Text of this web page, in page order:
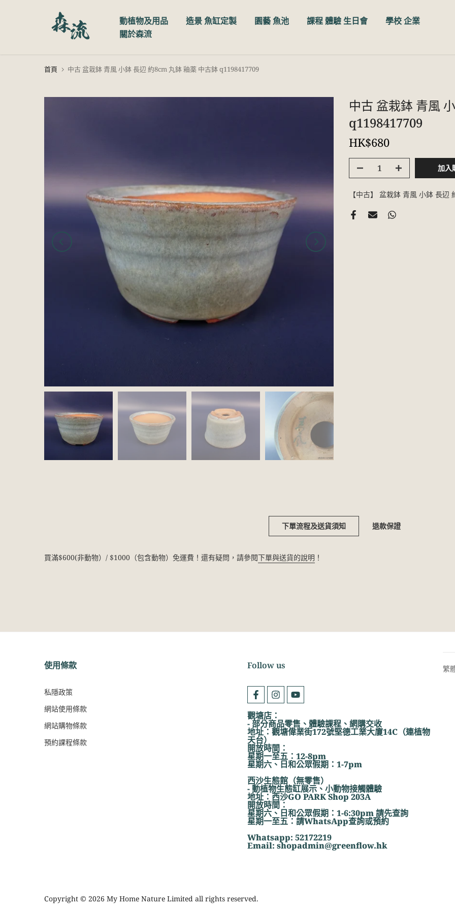
動植物及用品 造景 魚缸定製 園藝 魚池 課程 體驗 生日會
學校 企業
關於森流
首頁 中古 盆栽鉢 青風 小鉢 長辺 約8cm 丸鉢 釉薬 中古鉢 q1198417709
中古 盆栽鉢 青風
q1198417709
HK$680
加入
【中古】 盆栽鉢 青風 小鉢 長
下單流程及送貨須知 退款保證
買滿$600(非動物）/ $1000（包含動物）免運費！還有疑問，請參閱下單與送貨的說明 ！
使用條款
私隱政策
網站使用條款
網站購物條款
預約課程條款
Follow us
觀塘店：
- 部分商品零售、體驗課程、網購交收
地址：觀塘偉業街172號堅德工業大廈14C（連植物
天台）
開放時間：
星期一至五：12-8pm
星期六、日和公眾假期：1-7pm
西沙生態館（無零售）
- 動植物生態缸展示、小動物接觸體驗
地址：西沙GO PARK Shop 203A
開放時間：
星期六、日和公眾假期：1-6:30pm 請先查詢
星期一至五：請WhatsApp查詢或預約
Whatsapp: 52172219
Email: shopadmin@greenflow.hk
繁
Copyright © 2026 My Home Nature Limited all rights reserved.